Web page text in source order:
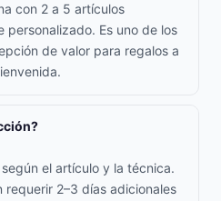
con 2 a 5 artículos
personalizado. Es uno de los
de valor para regalos a
el artículo y la técnica.
requerir 2–3 días adicionales